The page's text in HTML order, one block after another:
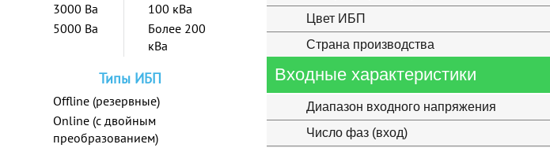
3000 Ва
100 кВа
5000 Ва
Более 200
кВа
Типы ИБП
Offline (резервные)
Online (с двойным
преобразованием)
Цвет ИБП
Страна производства
Входные характеристики
Диапазон входного напряжения
Число фаз (вход)